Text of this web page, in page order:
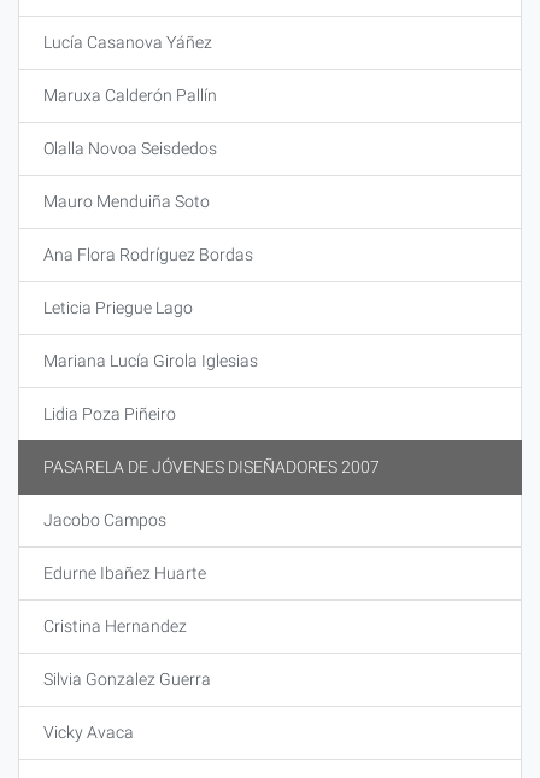
Lucía Casanova Yáñez
Maruxa Calderón Pallín
Olalla Novoa Seisdedos
Mauro Menduiña Soto
Ana Flora Rodríguez Bordas
Leticia Priegue Lago
Mariana Lucía Girola Iglesias
Lidia Poza Piñeiro
PASARELA DE JÓVENES DISEÑADORES 2007
Jacobo Campos
Edurne Ibañez Huarte
Cristina Hernandez
Silvia Gonzalez Guerra
Vicky Avaca